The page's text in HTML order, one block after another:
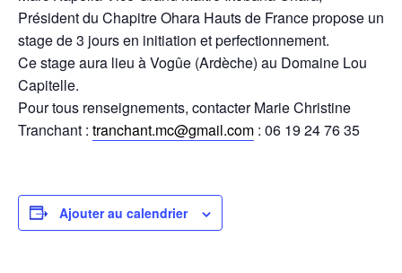
Président du Chapitre Ohara Hauts de France propose un
stage de 3 jours en initiation et perfectionnement.
Ce stage aura lieu à Vogûe (Ardèche) au Domaine Lou
Capitelle.
Pour tous renseignements, contacter Marie Christine
Tranchant : tranchant.mc@gmail.com : 06 19 24 76 35
Ajouter au calendrier